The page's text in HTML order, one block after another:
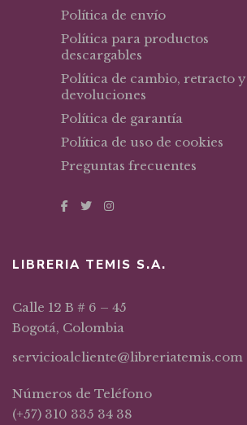
Política de envío
Política para productos
descargables
Política de cambio, retracto y
devoluciones
Política de garantía
Política de uso de cookies
Preguntas frecuentes
LIBRERIA TEMIS S.A.
Calle 12 B # 6 – 45
Bogotá, Colombia
servicioalcliente@libreriatemis.com
Números de Teléfono
(+57) 310 335 34 38